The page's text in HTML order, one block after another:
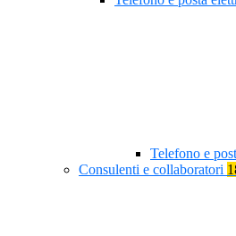
Telefono e
Consulenti e collaboratori